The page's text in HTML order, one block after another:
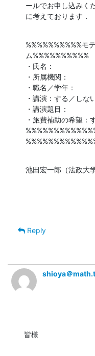
ールでお申し込みく
に考えております．
%%%%%%%%%%
ム%%%%%%%%%%
・氏名：
・所属機関：
・職名／学年：
・講演：する／しな
・講演題目：
・旅費補助の希望：
池田宏一郎（法政大学
Reply
shioya＠
皆様